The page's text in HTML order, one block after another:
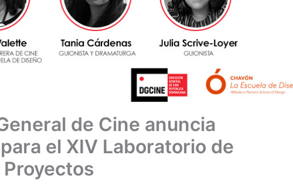
de Cine anuncia
el XIV Laboratorio de